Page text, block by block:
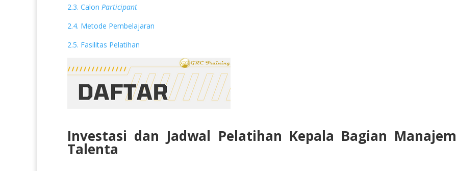
2.3. Calon Participant
2.4. Metode Pembelajaran
2.5. Fasilitas Pelatihan
Investasi dan Jadwal Pelatihan Kepala Bagian
Talenta